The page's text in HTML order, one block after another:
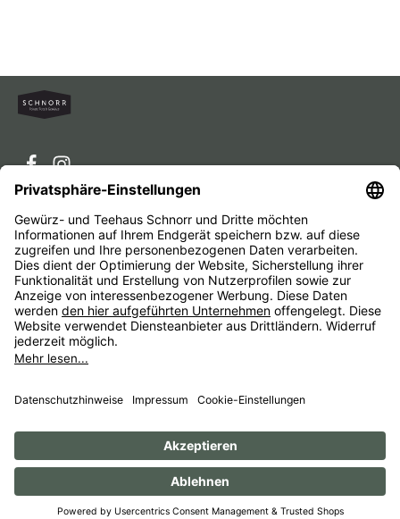
Service-Hotline
Service
Unternehmen
Alle Preise inkl. gesetzl. Mehrwertsteuer zzgl.
anders angegeben.
© 1956 - 2026 Gewürz- und Teehaus Schnorr - with
HexaMain GmbH
ImpressumAGBWiderrufsbelehrungenDatenschutz
Barrierefreiheit